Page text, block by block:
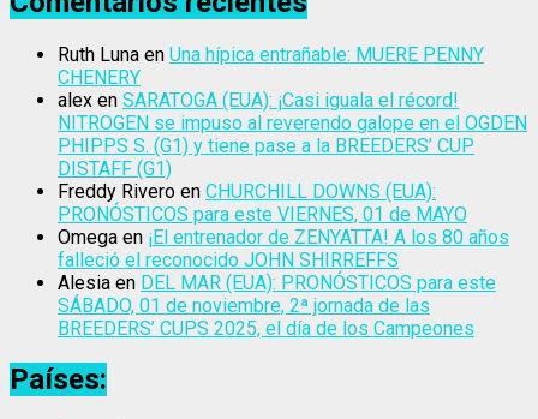
Ruth Luna en Una hípica entrañable: MUERE PENNY
CHENERY
alex en SARATOGA (EUA): ¡Casi iguala el récord!
NITROGEN se impuso al reverendo galope en el OGDEN
PHIPPS S. (G1) y tiene pase a la BREEDERS’ CUP
DISTAFF (G1)
Freddy Rivero en CHURCHILL DOWNS (EUA):
PRONÓSTICOS para este VIERNES, 01 de MAYO
Omega en ¡El entrenador de ZENYATTA! A los 80 años
falleció el reconocido JOHN SHIRREFFS
Alesia en DEL MAR (EUA): PRONÓSTICOS para este
SÁBADO, 01 de noviembre, 2ª jornada de las
BREEDERS’ CUPS 2025, el día de los Campeones
Países: